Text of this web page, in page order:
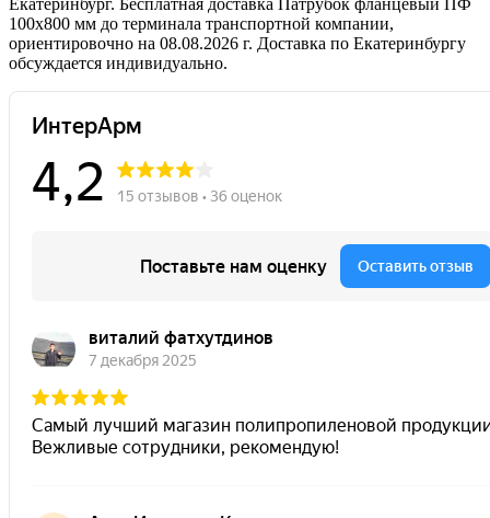
100х800 мм до терминала транспортной компании,
ориентировочно на 08.08.2026 г. Доставка по Екатеринбургу
обсуждается индивидуально.